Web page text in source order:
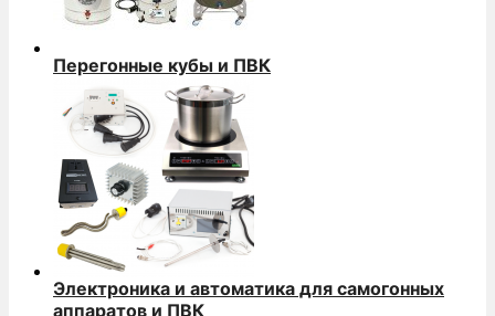
Перегонные кубы и ПВК
Электроника и автоматика для самогонных
аппаратов и ПВК